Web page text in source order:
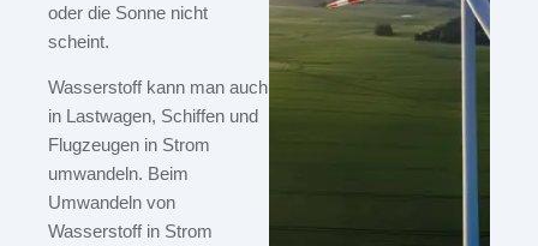
oder die Sonne nicht
scheint.
Wasserstoff kann man auch
in Lastwagen, Schiffen und
Flugzeugen in Strom
umwandeln. Beim
Umwandeln von
Wasserstoff in Strom